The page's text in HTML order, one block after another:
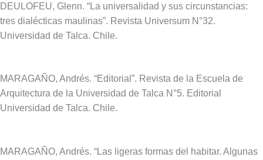
DEULOFEU, Glenn. “La universalidad y sus circunstancias:
tres dialécticas maulinas”. Revista Universum N°32.
Universidad de Talca. Chile.
MARAGAÑO, Andrés. “Editorial”. Revista de la Escuela de
Arquitectura de la Universidad de Talca N°5. Editorial
Universidad de Talca. Chile.
MARAGAÑO, Andrés. “Las ligeras formas del habitar. Algunas